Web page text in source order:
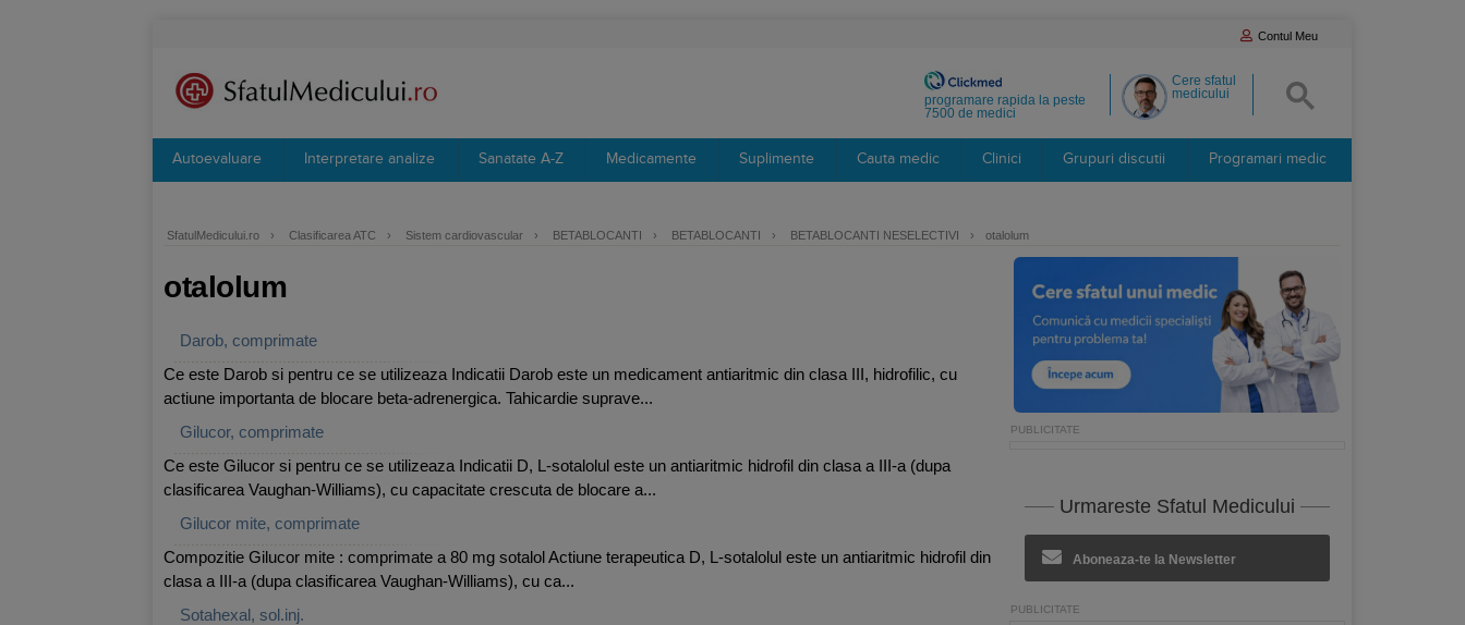
Contul Meu
Cere sfatul
medicului
programare rapida la peste
7500 de medici
Autoevaluare Interpretare analize Sanatate A-Z Medicamente Suplimente Cauta medic Clinici Grupuri discutii Programari medic
SfatulMedicului.ro › Clasificarea ATC › Sistem cardiovascular › BETABLOCANTI › BETABLOCANTI › BETABLOCANTI NESELECTIVI › otalolum
otalolum
Darob, comprimate
Ce este Darob si pentru ce se utilizeaza Indicatii Darob este un medicament antiaritmic din clasa III, hidrofilic, cu
actiune importanta de blocare beta-adrenergica. Tahicardie suprave...
Gilucor, comprimate
Ce este Gilucor si pentru ce se utilizeaza Indicatii D, L-sotalolul este un antiaritmic hidrofil din clasa a III-a (dupa
clasificarea Vaughan-Williams), cu capacitate crescuta de blocare a...
Gilucor mite, comprimate
Compozitie Gilucor mite : comprimate a 80 mg sotalol Actiune terapeutica D, L-sotalolul este un antiaritmic hidrofil din
clasa a III-a (dupa clasificarea Vaughan-Williams), cu ca...
Sotahexal, sol.inj.
Urmareste Sfatul Medicului
Aboneaza-te la Newsletter